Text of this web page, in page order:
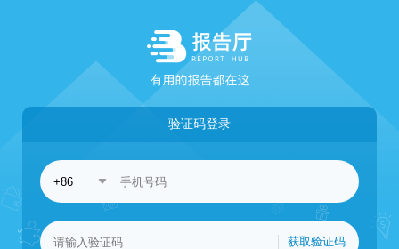
验证码登录
获取验证码